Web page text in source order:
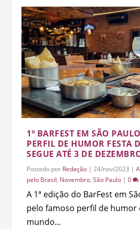
1º BARFEST EM SÃO
PERFIL DE HUMOR FESTA
SEGUE ATÉ 3 DE
Postado por Redação |24/nov/2023 |
pelo Brasil, Novembro,São Paulo |0
A 1ª edição do BarFest em
pelo famoso perfil de humor
mundo...